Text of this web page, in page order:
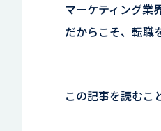
マーケティング業
だからこそ、転職
この記事を読むこ